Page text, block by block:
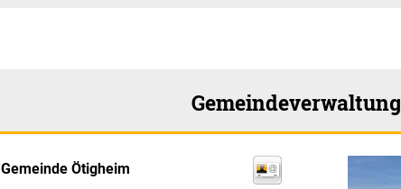
Gemeindeverwaltung
Gemeinde Ötigheim